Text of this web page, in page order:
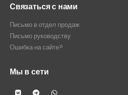
Связаться с нами
Письмо в отдел продаж
Письмо руководству
Ошибка на сайте?
Мы в сети